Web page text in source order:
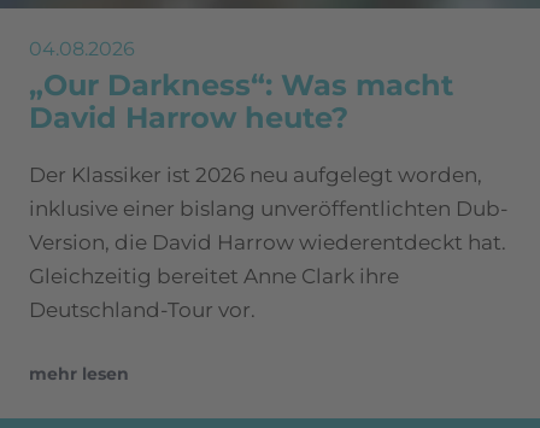
04.08.2026
„Our Darkness“: Was macht
David Harrow heute?
Der Klassiker ist 2026 neu aufgelegt worden,
inklusive einer bislang unveröffentlichten Dub-
Version, die David Harrow wiederentdeckt hat.
Gleichzeitig bereitet Anne Clark ihre
Deutschland-Tour vor.
mehr lesen